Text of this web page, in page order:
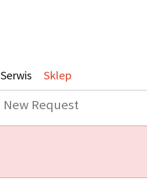
Serwis Sklep
New Request